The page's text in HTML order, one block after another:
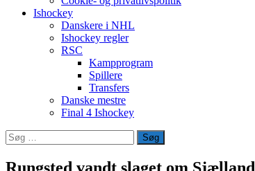
Ishockey
Danskere i NHL
Ishockey regler
RSC
Kampprogram
Spillere
Transfers
Danske mestre
Final 4 Ishockey
Søg
efter: